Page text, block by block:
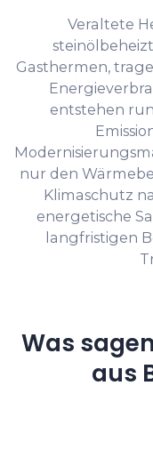
Veraltete
Gasthermen,
entstehen
nur den
Klimaschutz
energetische
langfristigen
Was
aus